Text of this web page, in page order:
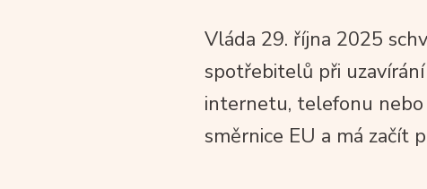
Vláda 29. října 2025
spotřebitelů při
internetu, telefonu nebo
směrnice EU a má začít